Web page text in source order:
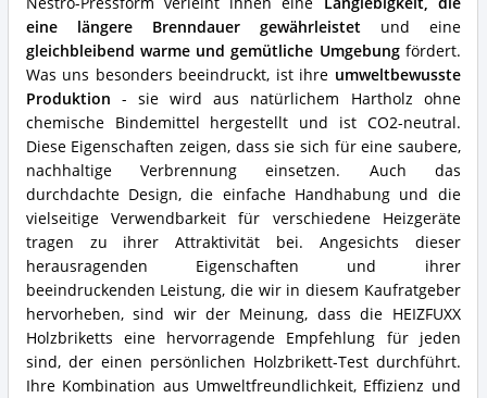
eine längere Brenndauer gewährleistetund eine
gleichbleibend warme und gemütliche Umgebungfördert.
Was uns besonders beeindruckt, ist ihre umweltbewusste
Produktion - sie wird aus natürlichem Hartholz ohne
chemische Bindemittel hergestellt und ist CO2-neutral.
Diese Eigenschaften zeigen, dass sie sich für eine saubere,
nachhaltige Verbrennung einsetzen. Auch das
durchdachte Design, die einfache Handhabung und die
vielseitige Verwendbarkeit für verschiedene Heizgeräte
tragen zu ihrer Attraktivität bei. Angesichts dieser
herausragenden Eigenschaften und ihrer
beeindruckenden Leistung, die wir in diesem Kaufratgeber
hervorheben, sind wir der Meinung, dass die HEIZFUXX
Holzbriketts eine hervorragende Empfehlung für jeden
sind, der einen persönlichen Holzbrikett-Test durchführt.
Ihre Kombination aus Umweltfreundlichkeit, Effizienz und
Holzbrikett?